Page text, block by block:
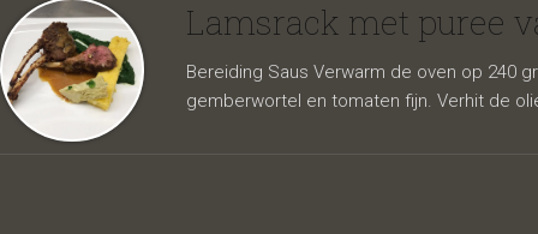
Lamsrack met puree
Bereiding Saus Verwarm de oven op 240
gemberwortel en tomaten fijn. Verhit de